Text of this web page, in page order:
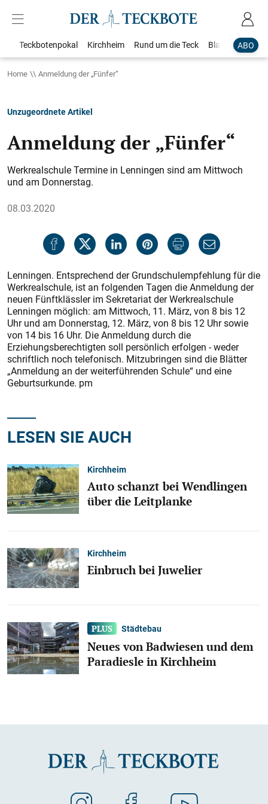
ABO
Teckbotenpokal Kirchheim Rund um die Teck Blaulicht
Home Anmeldung der „Fünfer“
Unzugeordnete Artikel
Anmeldung der „Fünfer“
Werkrealschule Termine in Lenningen sind am Mittwoch
und am Donnerstag.
08.03.2020
Lenningen. Entsprechend der Grundschulempfehlung für die
Werkrealschule, ist an folgenden Tagen die Anmeldung der
neuen Fünftklässler im Sekretariat der Werkrealschule
Lenningen möglich: am Mittwoch, 11. März, von 8 bis 12
Uhr und am Donnerstag, 12. März, von 8 bis 12 Uhr sowie
von 14 bis 16 Uhr. Die Anmeldung durch die
Erziehungsberechtigten soll persönlich erfolgen - weder
schriftlich noch telefonisch. Mitzubringen sind die Blätter
„Anmeldung an der weiterführenden Schule“ und eine
Geburtsurkunde. pm
LESEN SIE AUCH
Kirchheim
Auto schanzt bei Wendlingen
über die Leitplanke
Kirchheim
Einbruch bei Juwelier
Städtebau
Neues von Badwiesen und dem
Paradiesle in Kirchheim